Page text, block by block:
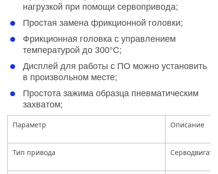
нагрузкой при помощи сервопривода;
Простая замена фрикционной головки;
Фрикционная головка с управлением
температурой до 300°С;
Дисплей для работы с ПО можно установить
в произвольном месте;
Простота зажима образца пневматическим
захватом;
Параметр Описание
Тип привода